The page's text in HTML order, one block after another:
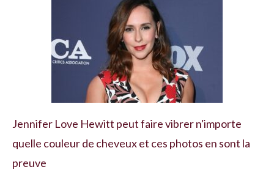
Jennifer Love Hewitt peut faire vibrer n'importe
quelle couleur de cheveux et ces photos en sont la
preuve